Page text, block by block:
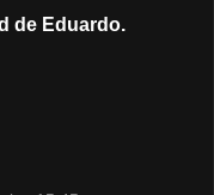
de Eduardo.